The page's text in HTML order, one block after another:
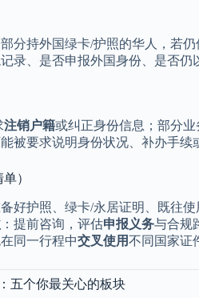
分持外国绿卡/护照的华人，若
记录、是否申报外国身份、是否仍
注销户籍或纠正身份信息；部分业
能被要求说明身份状况、补办手续
）
好护照、绿卡/永居证明、既往使
：提前咨询，评估申报义务与合规
同一行程中交叉使用不同国家证
五个你最关心的板块